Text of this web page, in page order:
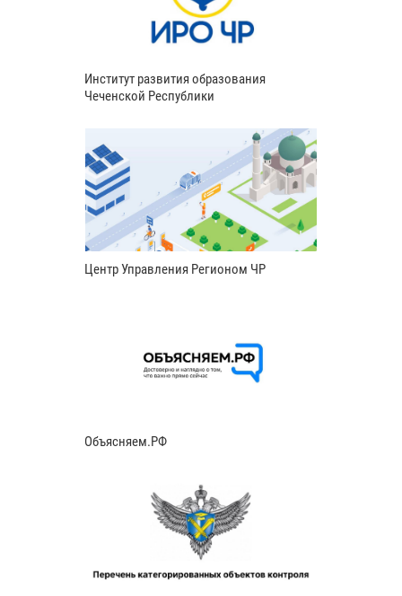
Институт развития образования
Чеченской Республики
Центр Управления Регионом ЧР
Объясняем.РФ